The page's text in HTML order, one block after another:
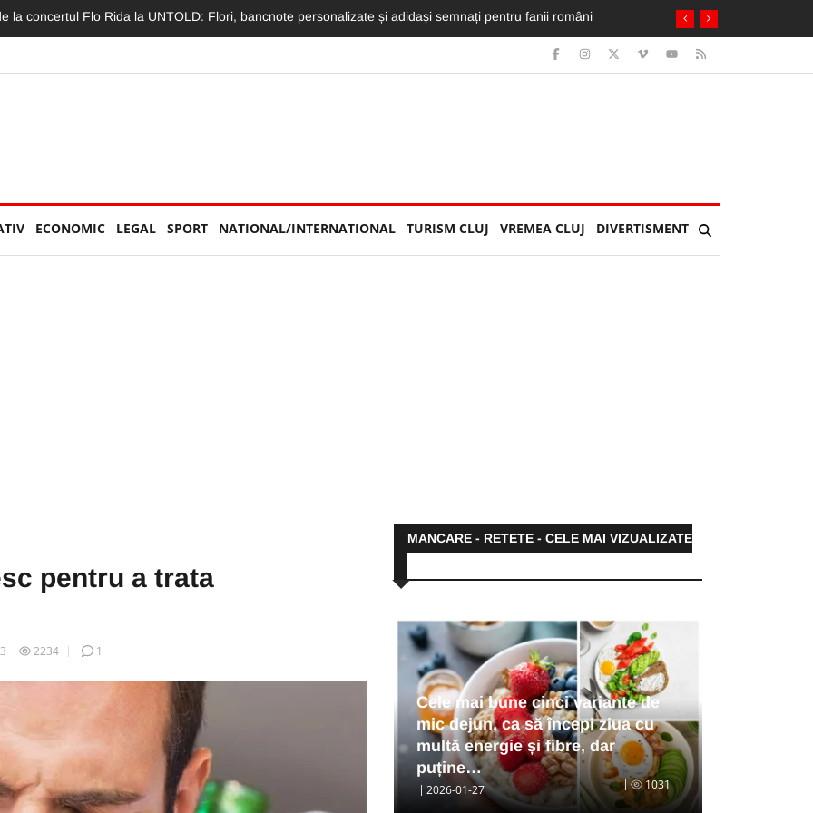
UNTOLD nici măcar nu sunt la festival:„Concert în liniște nu se poate. Trei nopți bum-bum, dar întinerește orașul”
ECONOMIC LEGAL SPORT NATIONAL/INTERNATIONAL TURISM CLUJ VREMEA CLUJ DIVERTISMENT
pentru a trata
2234 1
MANCARE - RETETE - CELE MAI VIZUALIZATE
Cele mai bune cinci variante de
mic dejun, ca să începi ziua cu
multă energie și fibre, dar
puține…
2026-01-27 1031